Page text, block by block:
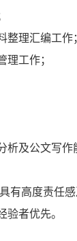
整理汇编工作
理工作；
及公文写
有高度责任
验者优先。